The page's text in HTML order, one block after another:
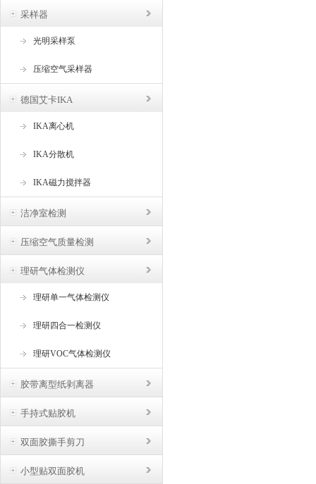
采样器
光明采样泵
压缩空气采样器
德国艾卡IKA
IKA离心机
IKA分散机
IKA磁力搅拌器
洁净室检测
压缩空气质量检测
理研气体检测仪
理研单一气体检测仪
理研四合一检测仪
理研VOC气体检测仪
胶带离型纸剥离器
手持式贴胶机
双面胶撕手剪刀
小型贴双面胶机